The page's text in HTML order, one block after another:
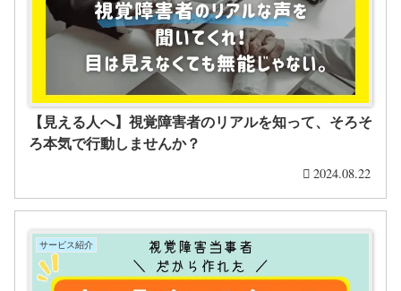
【見える人へ】視覚障害者のリアルを知って、そろそ
ろ本気で行動しませんか？
2024.08.22
サービス紹介